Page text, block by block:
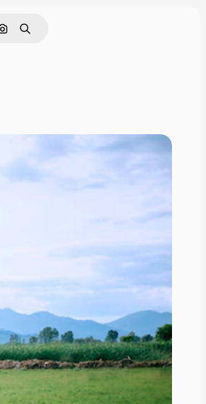
Cerca per immagine
Ricerca